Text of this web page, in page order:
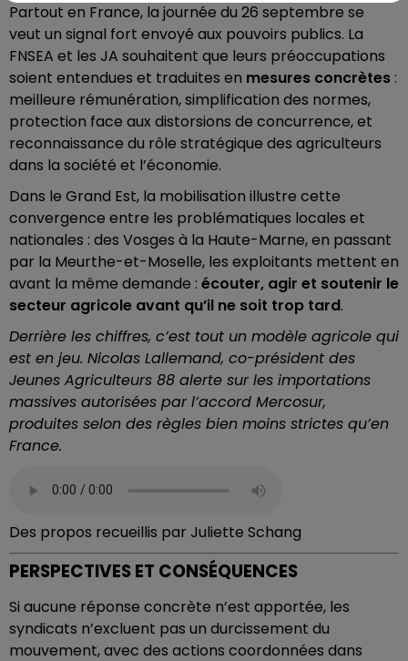
Partout en France, la journée du 26 septembre se
veut un signal fort envoyé aux pouvoirs publics. La
FNSEA et les JA souhaitent que leurs préoccupations
soient entendues et traduites en mesures concrètes :
meilleure rémunération, simplification des normes,
protection face aux distorsions de concurrence, et
reconnaissance du rôle stratégique des agriculteurs
dans la société et l’économie.
Dans le Grand Est, la mobilisation illustre cette
convergence entre les problématiques locales et
nationales : des Vosges à la Haute-Marne, en passant
par la Meurthe-et-Moselle, les exploitants mettent en
avant la même demande : écouter, agir et soutenir le
secteur agricole avant qu’il ne soit trop tard.
Derrière les chiffres, c’est tout un modèle agricole qui
est en jeu. Nicolas Lallemand, co-président des
Jeunes Agriculteurs 88 alerte sur les importations
massives autorisées par l’accord Mercosur,
produites selon des règles bien moins strictes qu’en
France.
Des propos recueillis par Juliette Schang
PERSPECTIVES ET CONSÉQUENCES
Si aucune réponse concrète n’est apportée, les
syndicats n’excluent pas un durcissement du
mouvement, avec des actions coordonnées dans